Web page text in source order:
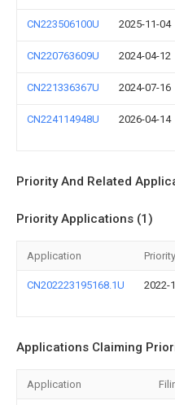
CN223506100U 2025-11-04
CN220763609U 2024-04-12
CN221336367U 2024-07-16
CN224114948U 2026-04-14
Priority And Related
Priority Applications (1)
Application
CN202223195168.1U 2022-
Applications Claiming
Application